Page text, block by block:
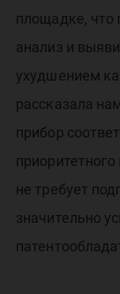
площадке, что
анализ и
ухудшением
рассказала
прибор
не требует
значительно